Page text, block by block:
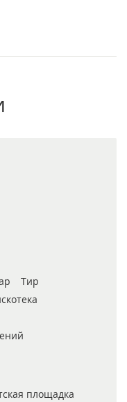
Тир
площадка